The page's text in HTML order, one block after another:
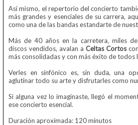
Así mismo, el repertorio del concierto
más grandes y esenciales de su carrera,
como una de las bandas estandarte de
Más de 40 años en la carretera, miles
discos vendidos, avalan a Celtas Cortos
más consolidadas y con más éxito de todos
Verles en sinfónico es, sin duda, una
aglutinar todo su arte y disfrutarles como
Si alguna vez lo imaginaste, llegó el
ese concierto esencial.
Duración aproximada: 120 minutos